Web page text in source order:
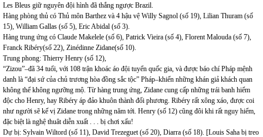
Les Bleus giữ nguyên đội hình đã thắng ngược Brazil.
Hàng phòng thủ có Thủ môn Barthez và 4 hậu vệ Willy Sagnol (số 19), Lilian Thuram (số
15), William Gallas (số 5), Eric Abidal (số 3).
Hàng trung ứng có Claude Makelele (số 6), Patrick Vieira (số 4), Florent Malouda (số 7),
Franck Ribéry(số 22), Zinédinne Zidane(số 10).
Trung phong: Thierry Henry (số 12),
“Zizou”–đã 34 tuổi, với 108 trận khoác áo đội tuyển quốc gia, và được báo chí Pháp mệnh
danh là “đại sứ của chủ trương hòa đồng sắc tộc” Pháp–khiến những khán giả khách quan
không thể không ngưỡng mộ. Từ hàng trung ứng, Zidane cung cấp những trái banh hiểm
độc cho Henry, hay Ribéry áp đảo khuôn thành đối phương. Ribéry rất xông xáo, được coi
như người sẽ kế vị Zidane trong những năm tới. Henry (số 12) cũng đôi khi rất nguy hiểm,
đặc biệt là nghệ thuât diễn xuất . . . bị chơi xấu!
Dự bị: Sylvain Wiltord (số 11), David Trezeguet (số 20), Diarra (số 18). [Louis Saha bị treo